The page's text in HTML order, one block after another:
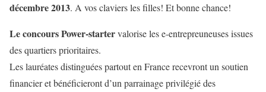
décembre 2013. A vos claviers les filles! Et bonne chance!
Le concours Power-startervalorise les e-entrepreuneuses issues
des quartiers prioritaires.
Les lauréates distinguées partout en France recevront un soutien
financier et bénéficieront d’un parrainage privilégié des